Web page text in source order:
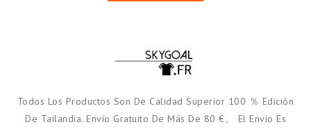
Todos Los Productos Son De Calidad Superior 100 ％ Edición
De Tailandia. Envío Gratuito De Más De 80 €。 El Envío Es